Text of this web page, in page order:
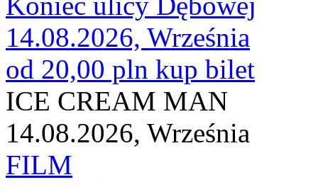
14.08.2026, Września
od 20,00 pln kup bilet
ICE CREAM MAN
14.08.2026, Września
FILM